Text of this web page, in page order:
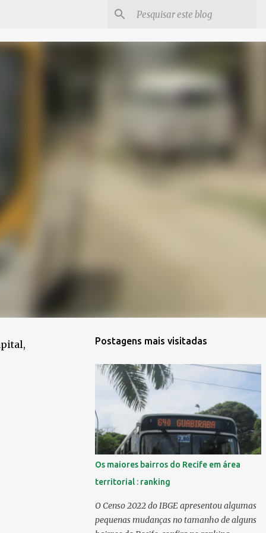
Postagens mais visitadas
Os maiores bairros do Recife em área
territorial : ranking
O Censo 2022 do IBGE apresentou algumas
pequenas mudanças no tamanho de alguns